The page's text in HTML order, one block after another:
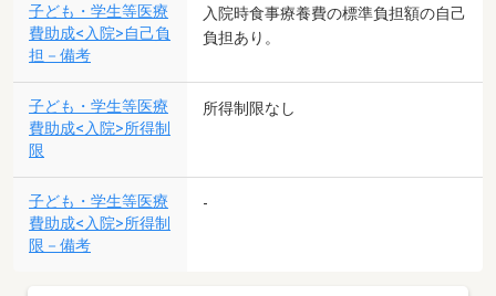
子ども・学生等医療
費助成<入院>自己負
担－備考
入院時食事療養費の標準負担額の自己
負担あり。
子ども・学生等医療
費助成<入院>所得制
限
所得制限なし
子ども・学生等医療
費助成<入院>所得制
限－備考
-